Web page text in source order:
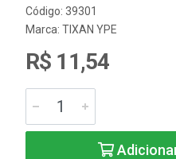
Código: 39301
Marca: TIXAN YPE
R$ 11,54